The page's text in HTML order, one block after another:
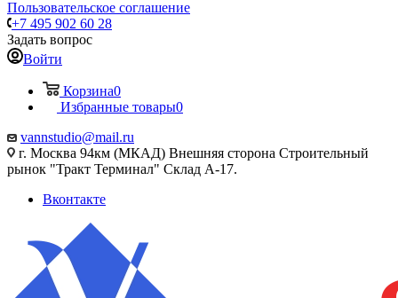
Пользовательское соглашение
+7 495 902 60 28
Задать вопрос
Войти
Корзина0
Избранные товары0
vannstudio@mail.ru
г. Москва 94км (МКАД) Внешняя сторона Строительный
рынок "Тракт Терминал" Склад А-17.
Вконтакте